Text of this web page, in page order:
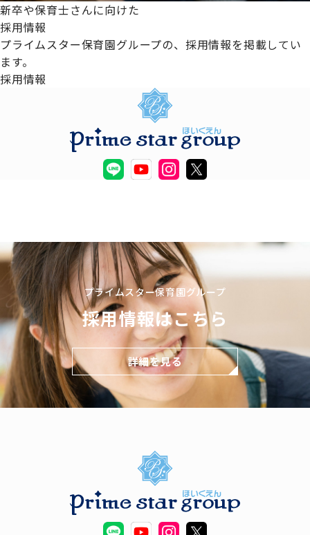
新卒や保育士さんに向けた
採用情報
プライムスター保育園グループの、採用情報を掲載してい
ます。
採用情報
プライムスター保育園グループ
採用情報はこちら
詳細を見る